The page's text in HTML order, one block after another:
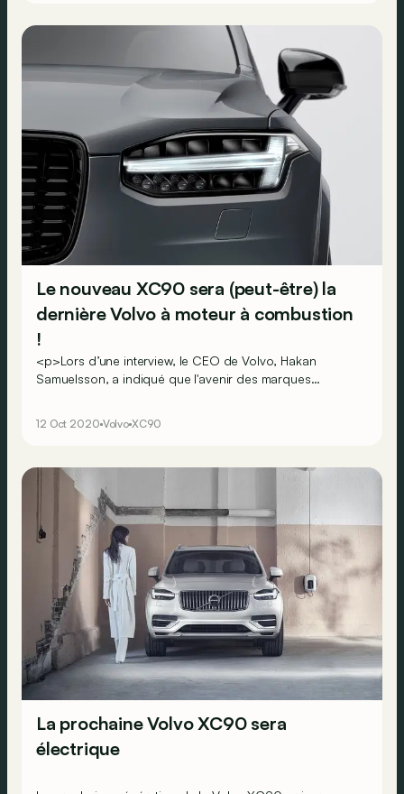
Le nouveau XC90 sera (peut-être) la
dernière Volvo à moteur à combustion
!
<p>Lors d’une interview, le CEO de Volvo, Hakan
Samuelsson, a indiqué que l'avenir des marques
12 Oct 2020 Volvo XC90
La prochaine Volvo XC90 sera
électrique